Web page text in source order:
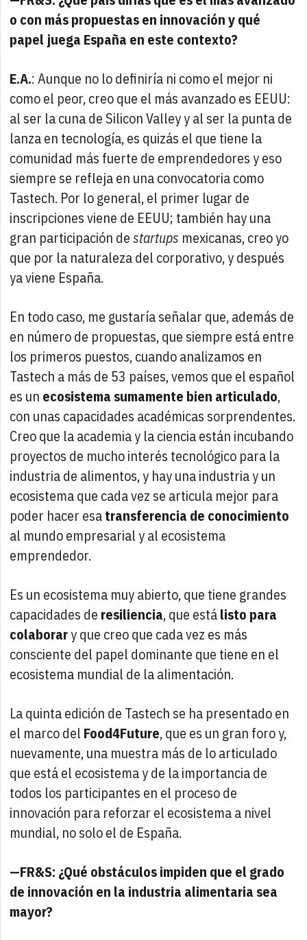
o con más propuestas en innovación y qué
papel juega España en este contexto?
E.A.: Aunque no lo definiría ni como el mejor ni
como el peor, creo que el más avanzado es EEUU:
al ser la cuna de Silicon Valley y al ser la punta de
lanza en tecnología, es quizás el que tiene la
comunidad más fuerte de emprendedores y eso
siempre se refleja en una convocatoria como
Tastech. Por lo general, el primer lugar de
inscripciones viene de EEUU; también hay una
gran participación destartups mexicanas, creo yo
que por la naturaleza del corporativo, y después
ya viene España.
En todo caso, me gustaría señalar que, además de
en número de propuestas, que siempre está entre
los primeros puestos, cuando analizamos en
Tastech a más de 53 países, vemos que el español
es un ecosistema sumamente bien articulado,
con unas capacidades académicas sorprendentes.
Creo que la academia y la ciencia están incubando
proyectos de mucho interés tecnológico para la
industria de alimentos, y hay una industria y un
ecosistema que cada vez se articula mejor para
poder hacer esatransferencia de conocimiento
al mundo empresarial y al ecosistema
emprendedor.
Es un ecosistema muy abierto, que tiene grandes
capacidades de resiliencia, que estálisto para
colaborary que creo que cada vez es más
consciente del papel dominante que tiene en el
ecosistema mundial de la alimentación.
La quinta edición de Tastech se ha presentado en
el marco del Food4Future, que es un gran foro y,
nuevamente, una muestra más de lo articulado
que está el ecosistema y de la importancia de
todos los participantes en el proceso de
innovación para reforzar el ecosistema a nivel
mundial, no solo el de España.
—FR&S: ¿Qué obstáculos impiden que el grado
de innovación en la industria alimentaria sea
mayor?